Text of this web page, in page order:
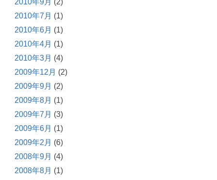
2010年9月 (2)
2010年7月 (1)
2010年6月 (1)
2010年4月 (1)
2010年3月 (4)
2009年12月 (2)
2009年9月 (2)
2009年8月 (1)
2009年7月 (3)
2009年6月 (1)
2009年2月 (6)
2008年9月 (4)
2008年8月 (1)